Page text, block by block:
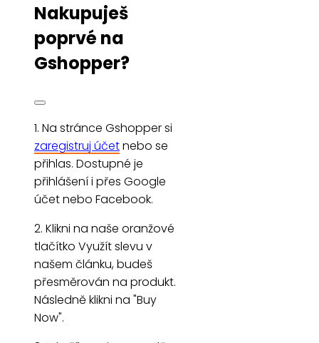
Nakupuješ
poprvé na
Gshopper?
1. Na stránce Gshopper si
zaregistruj účetnebo se
přihlas. Dostupné je
přihlášení i přes Google
účet nebo Facebook.
2. Klikni na naše oranžové
tlačítko Využít slevu v
našem článku, budeš
přesměrován na produkt.
Následně klikni na "Buy
Now".